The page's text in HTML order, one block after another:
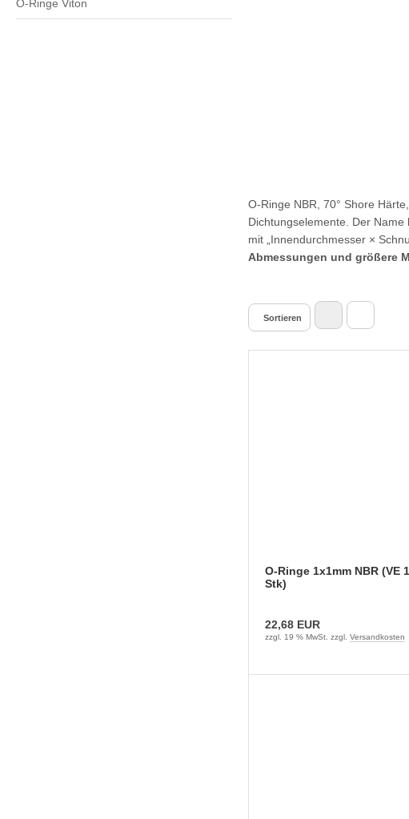
O-Ringe Viton
O-Ringe NBR, 70° Shore
Dichtungselemente. Der
mit „Innendurchmesser ×
Abmessungen und größere
Sortieren
O-Ringe 1x1mm NBR (VE
Stk)
22,68 EUR
zzgl. 19 % MwSt. zzgl. Versandkosten